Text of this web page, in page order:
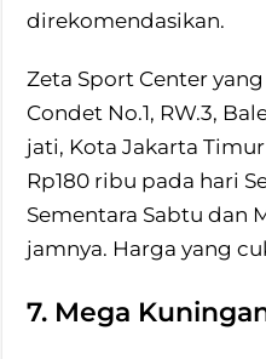
direkomendasikan.
Zeta Sport Center
Condet No.1, RW.3,
jati, Kota Jakarta
Rp180 ribu pada hari
Sementara Sabtu dan
jamnya. Harga yang
7. Mega